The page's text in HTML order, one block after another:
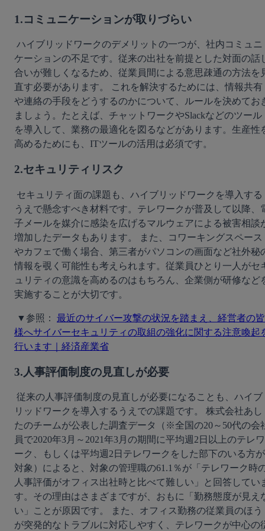
1.コミュニケーションが取りづらい
ケーションの不足です。従来の出社を前提とした対面の話
合いが難しくなるため、従業員間による意思疎通の方法を
直す必要があります。 これを解決するためには、情報共有
や連絡の手段をどうするのかについて、ルールを決めてお
ましょう。たとえば、チャットワークやSlackなどのツール
を導入して、業務の最適化を図るなどがあります。生産性
高めるためにも、ITツールの活用は必須です。
2.セキュリティリスク
うえで懸念すべき材料です。テレワークが普及して以降、
子メールを媒介に感染を広げるマルウェアによる被害相談
増加したデータもあります。 また、コワーキングスペース
やカフェで働く場合、第三者がパソコンの画面など社外秘
情報を覗く可能性も考えられます。従業員ひとり一人がセ
ュリティの意識を高めるのはもちろん、企業側が研修など
実施することが大切です。
▼参照： 最近のサイバー攻撃の状況を踏まえ、経営者の皆
様へサイバーセキュリティの取組の強化に関する注意喚起
行います｜経済産業省
3.人事評価制度の見直しが必要
リッドワークを導入するうえでの課題です。 株式会社あし
たのチームが公表した調査データ（※全国の20～50代の会
員で2020年3月～2021年3月の期間に平均週2日以上のテレワ
ーク、もしくは平均週2日テレワークをした部下のいる方が
対象）によると、対象の管理職の61.1％が「テレワーク時
人事評価がオフィス出社時と比べて難しい」と回答してい
す。その理由はさまざまですが、おもに「勤務態度が見え
い」ことが原因です。 また、オフィス勤務の従業員のほう
が突発的なトラブルに対応しやすく、テレワークが中心の